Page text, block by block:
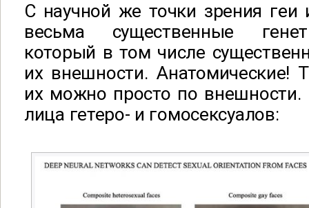
С научной же точки зрения
весьма существенные
который в том числе
их внешности. Анатомические!
их можно просто по внешности.
лица гетеро- и гомосексуалов: